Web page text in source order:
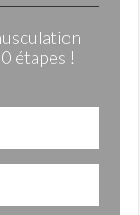
étapes !